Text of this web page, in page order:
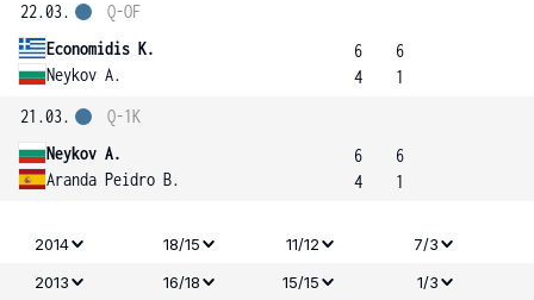
22.03.
Economidis K.
Neykov A.
Q-OF
6
4
6
1
21.03.
Neykov A.
Aranda Peidro B.
Q-1K
6
4
6
1
2014 18/15 11/12
7/3
2013
16/18 15/15
1/3